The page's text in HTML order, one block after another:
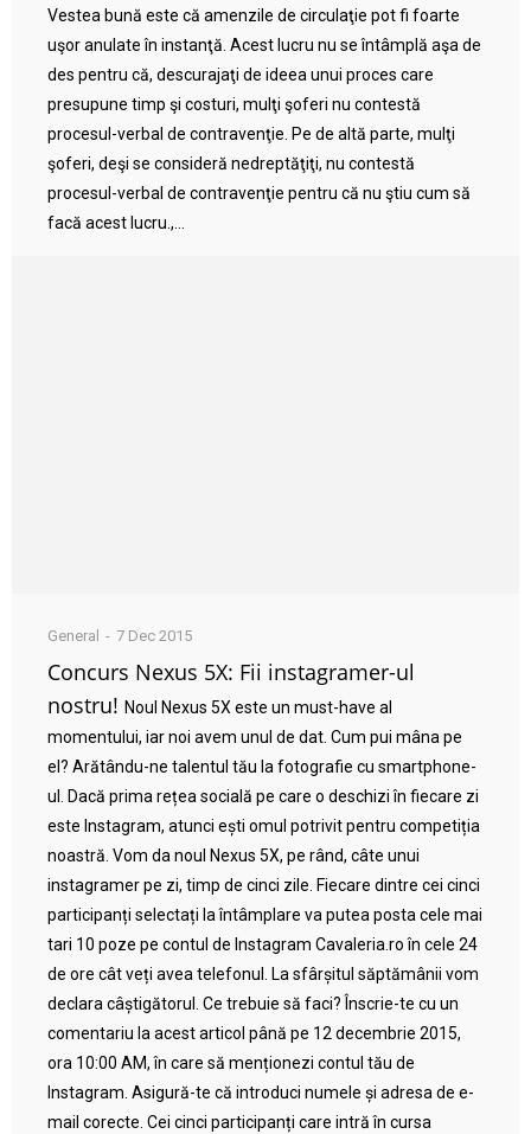
Vestea bună este că amenzile de circulaţie pot fi foarte
uşor anulate în instanţă. Acest lucru nu se întâmplă aşa de
des pentru că, descurajaţi de ideea unui proces care
presupune timp şi costuri, mulţi şoferi nu contestă
procesul-verbal de contravenţie. Pe de altă parte, mulţi
şoferi, deşi se consideră nedreptăţiţi, nu contestă
procesul-verbal de contravenţie pentru că nu ştiu cum să
facă acest lucru.,...
General 7 Dec 2015
Concurs Nexus 5X: Fii instagramer-ul
nostru! Noul Nexus 5X este un must-have al
momentului, iar noi avem unul de dat. Cum pui mâna pe
el? Arătându-ne talentul tău la fotografie cu smartphone-
ul. Dacă prima rețea socială pe care o deschizi în fiecare zi
este Instagram, atunci ești omul potrivit pentru competiția
noastră. Vom da noul Nexus 5X, pe rând, câte unui
instagramer pe zi, timp de cinci zile. Fiecare dintre cei cinci
participanți selectați la întâmplare va putea posta cele mai
tari 10 poze pe contul de Instagram Cavaleria.ro în cele 24
de ore cât veți avea telefonul. La sfârșitul săptămânii vom
declara câștigătorul. Ce trebuie să faci? Înscrie-te cu un
comentariu la acest articol până pe 12 decembrie 2015,
ora 10:00 AM, în care să menționezi contul tău de
Instagram. Asigură-te că introduci numele și adresa de e-
mail corecte. Cei cinci participanți care intră în cursa